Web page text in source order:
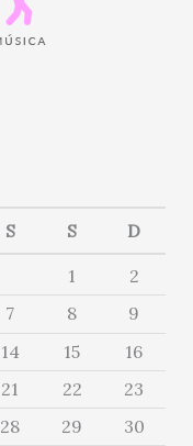
S S D
1
2
7 8
9
14 15
16
21 22
23
28 29
30